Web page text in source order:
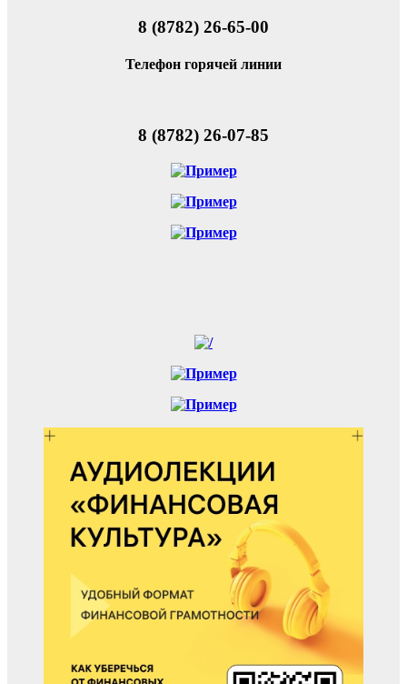
8 (8782) 26-65-00
Телефон горячей линии
8 (8782) 26-07-85